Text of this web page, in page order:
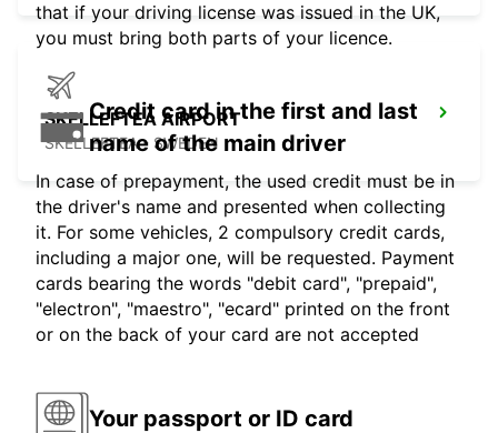
SKELLEFTEA AIRPORT
SKELLEFTEA - SWEDEN
that if your driving license was issued in the UK,
you must bring both parts of your licence.
Credit card in the first and last
name of the main driver
In case of prepayment, the used credit must be in
the driver's name and presented when collecting
it. For some vehicles, 2 compulsory credit cards,
including a major one, will be requested. Payment
cards bearing the words "debit card", "prepaid",
"electron", "maestro", "ecard" printed on the front
or on the back of your card are not accepted
Your passport or ID card